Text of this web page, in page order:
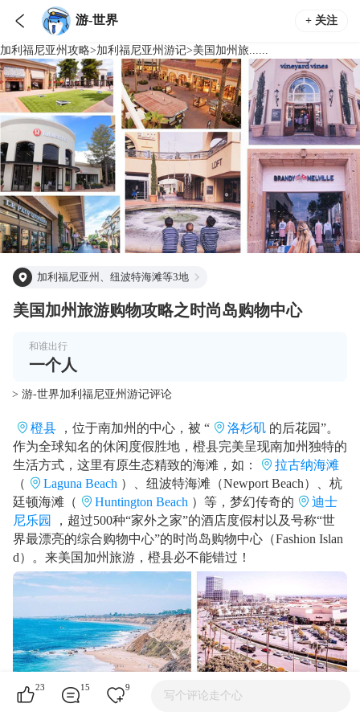
 游-世界 + 关注
加利福尼亚州 攻略>加利福尼亚州 游记>美国加州旅......
加利福尼亚州、纽波特海滩等3地
美国加州旅游购物攻略之时尚岛购物中心
和谁出行
一个人
> 游-世界加利福尼亚州游记评论
橙县 ，位于南加州的中心，被 “ 洛杉矶 的后花园”。
作为全球知名的休闲度假胜地，橙县完美呈现南加州独特的
生活方式，这里有原生态精致的海滩，如：
拉古纳海滩
（
Laguna Beach ）、纽波特海滩（Newport Beach）、杭
廷顿海滩（
Huntington Beach ）等，梦幻传奇的
迪士
尼乐园
，超过500种“家外之家”的酒店度假村以及号称“世
界最漂亮的综合购物中心”的时尚岛购物中心（Fashion Islan
d）。来美国加州旅游，橙县必不能错过！
23 15 9
写个评论走个心